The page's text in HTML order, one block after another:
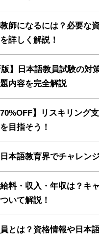
師になるには？必要な
詳しく解説！
版】日本語教員試験の対
題内容を完全解説
70%OFF】リスキリング
目指そう！
本語教育界でチャレン
料・収入・年収は？キ
いて解説！
とは？資格情報や日本